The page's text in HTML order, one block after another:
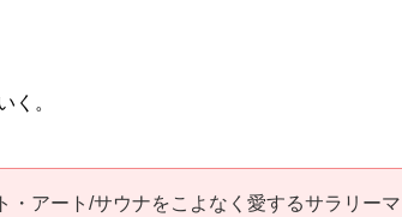
く。
・アート/サウナをこよなく愛するサラリー